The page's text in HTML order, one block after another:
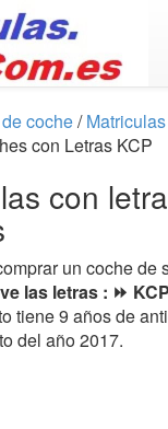
coche/
con Letras KCP
con
un coche de
las letras : ⏩ KCP
tiene 9 años de
del año 2017.